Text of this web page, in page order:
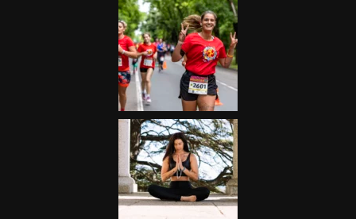
Futás
Kerékpár
Extrém Sportok
Fitnesz